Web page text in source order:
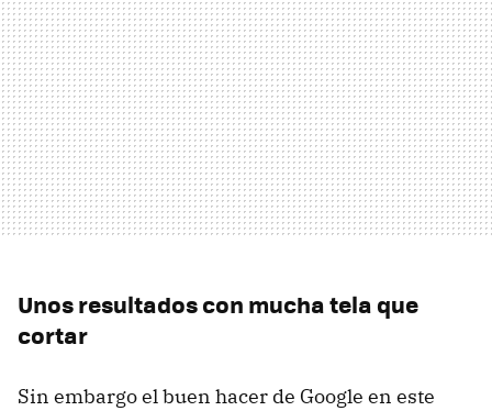
Unos resultados con mucha tela que
cortar
Sin embargo el buen hacer de Google en este